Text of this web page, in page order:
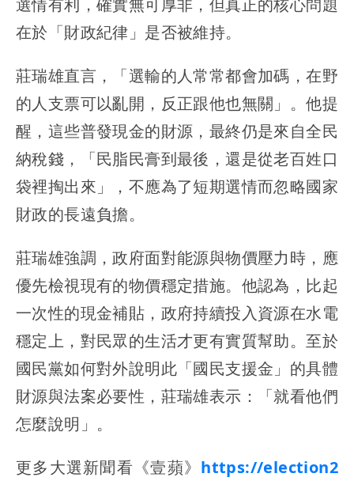
在於「財政紀律」是否被維持。
莊瑞雄直言，「選輸的人常常都會加碼，在野
的人支票可以亂開，反正跟他也無關」。他提
醒，這些普發現金的財源，最終仍是來自全民
納稅錢，「民脂民膏到最後，還是從老百姓口
袋裡掏出來」，不應為了短期選情而忽略國家
財政的長遠負擔。
莊瑞雄強調，政府面對能源與物價壓力時，應
優先檢視現有的物價穩定措施。他認為，比起
一次性的現金補貼，政府持續投入資源在水電
穩定上，對民眾的生活才更有實質幫助。至於
國民黨如何對外說明此「國民支援金」的具體
財源與法案必要性，莊瑞雄表示：「就看他們
怎麼說明」。
更多大選新聞看《壹蘋》 https://election2